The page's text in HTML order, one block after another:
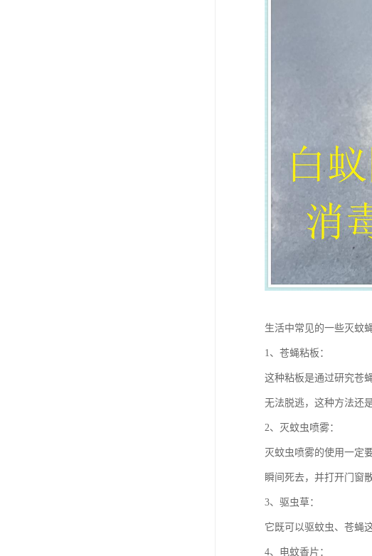
生活中常见的一些灭蚊
1、苍蝇粘板：
这种粘板是通过研究苍
无法脱逃，这种方法还
2、灭蚊虫喷雾：
灭蚊虫喷雾的使用一定
瞬间死去，并打开门窗散
3、驱虫草：
它既可以驱蚊虫、苍蝇
4、电蚊香片：